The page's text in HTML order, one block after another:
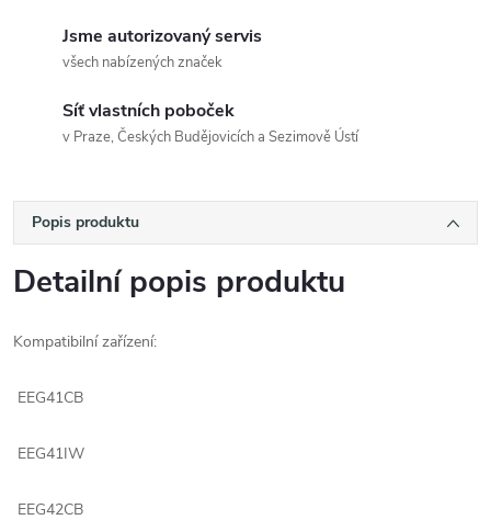
Jsme autorizovaný servis
všech nabízených značek
Síť vlastních poboček
v Praze, Českých Budějovicích a Sezimově Ústí
Popis produktu
Detailní popis produktu
Kompatibilní zařízení:
EEG41CB
EEG41IW
EEG42CB